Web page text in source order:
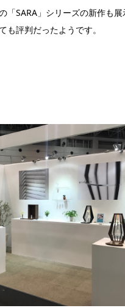
「SARA」シリーズの新作も
も評判だったようです。